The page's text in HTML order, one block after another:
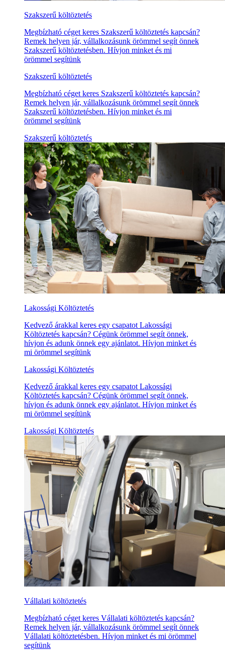
Szakszerű költöztetés
Megbízható céget keres Szakszerű költöztetés kapcsán?
Remek helyen jár, vállalkozásunk örömmel segít önnek
Szakszerű költöztetésben. Hívjon minket és mi
örömmel segítünk
Szakszerű költöztetés
Megbízható céget keres Szakszerű költöztetés kapcsán?
Remek helyen jár, vállalkozásunk örömmel segít önnek
Szakszerű költöztetésben. Hívjon minket és mi
örömmel segítünk
Szakszerű költöztetés
Lakossági Költöztetés
Kedvező árakkal keres egy csapatot Lakossági
Költöztetés kapcsán? Cégünk örömmel segít önnek,
hívjon és adunk önnek egy ajánlatot. Hívjon minket és
mi örömmel segítünk
Lakossági Költöztetés
Kedvező árakkal keres egy csapatot Lakossági
Költöztetés kapcsán? Cégünk örömmel segít önnek,
hívjon és adunk önnek egy ajánlatot. Hívjon minket és
mi örömmel segítünk
Lakossági Költöztetés
Vállalati költöztetés
Megbízható céget keres Vállalati költöztetés kapcsán?
Remek helyen jár, vállalkozásunk örömmel segít önnek
Vállalati költöztetésben. Hívjon minket és mi örömmel
segítünk